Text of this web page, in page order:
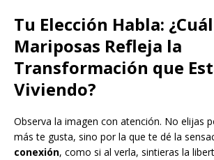
Tu Elección Habla:
Mariposas Refleja la
Transformación que
Viviendo?
Observa la imagen con atención. No elijas
más te gusta, sino por la que te dé la
conexión, como si al verla, sintieras la